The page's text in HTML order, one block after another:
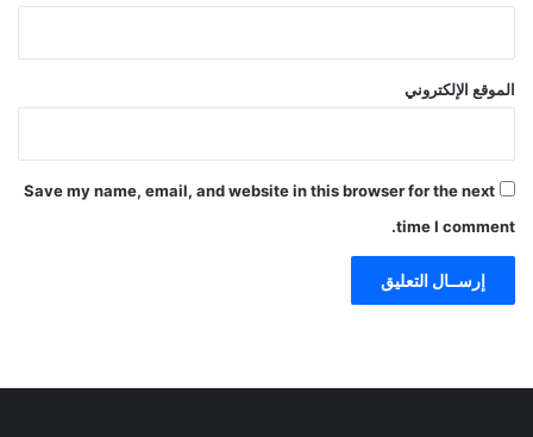
الموقع الإلكتروني
Save my name, email, and website in this browser for the next
time I comment.